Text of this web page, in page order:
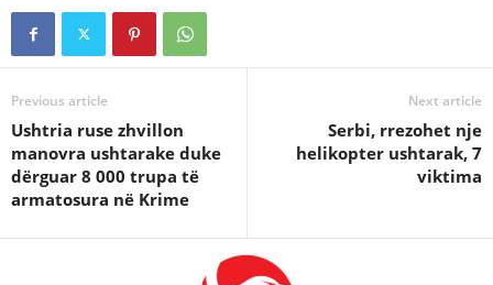
Previous article
Ushtria ruse zhvillon
manovra ushtarake duke
dërguar 8 000 trupa të
armatosura në Krime
Next article
Serbi, rrezohet nje
helikopter ushtarak, 7
viktima